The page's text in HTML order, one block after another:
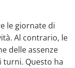
le giornate di
Al contrario, le
delle assenze
turni. Questo ha